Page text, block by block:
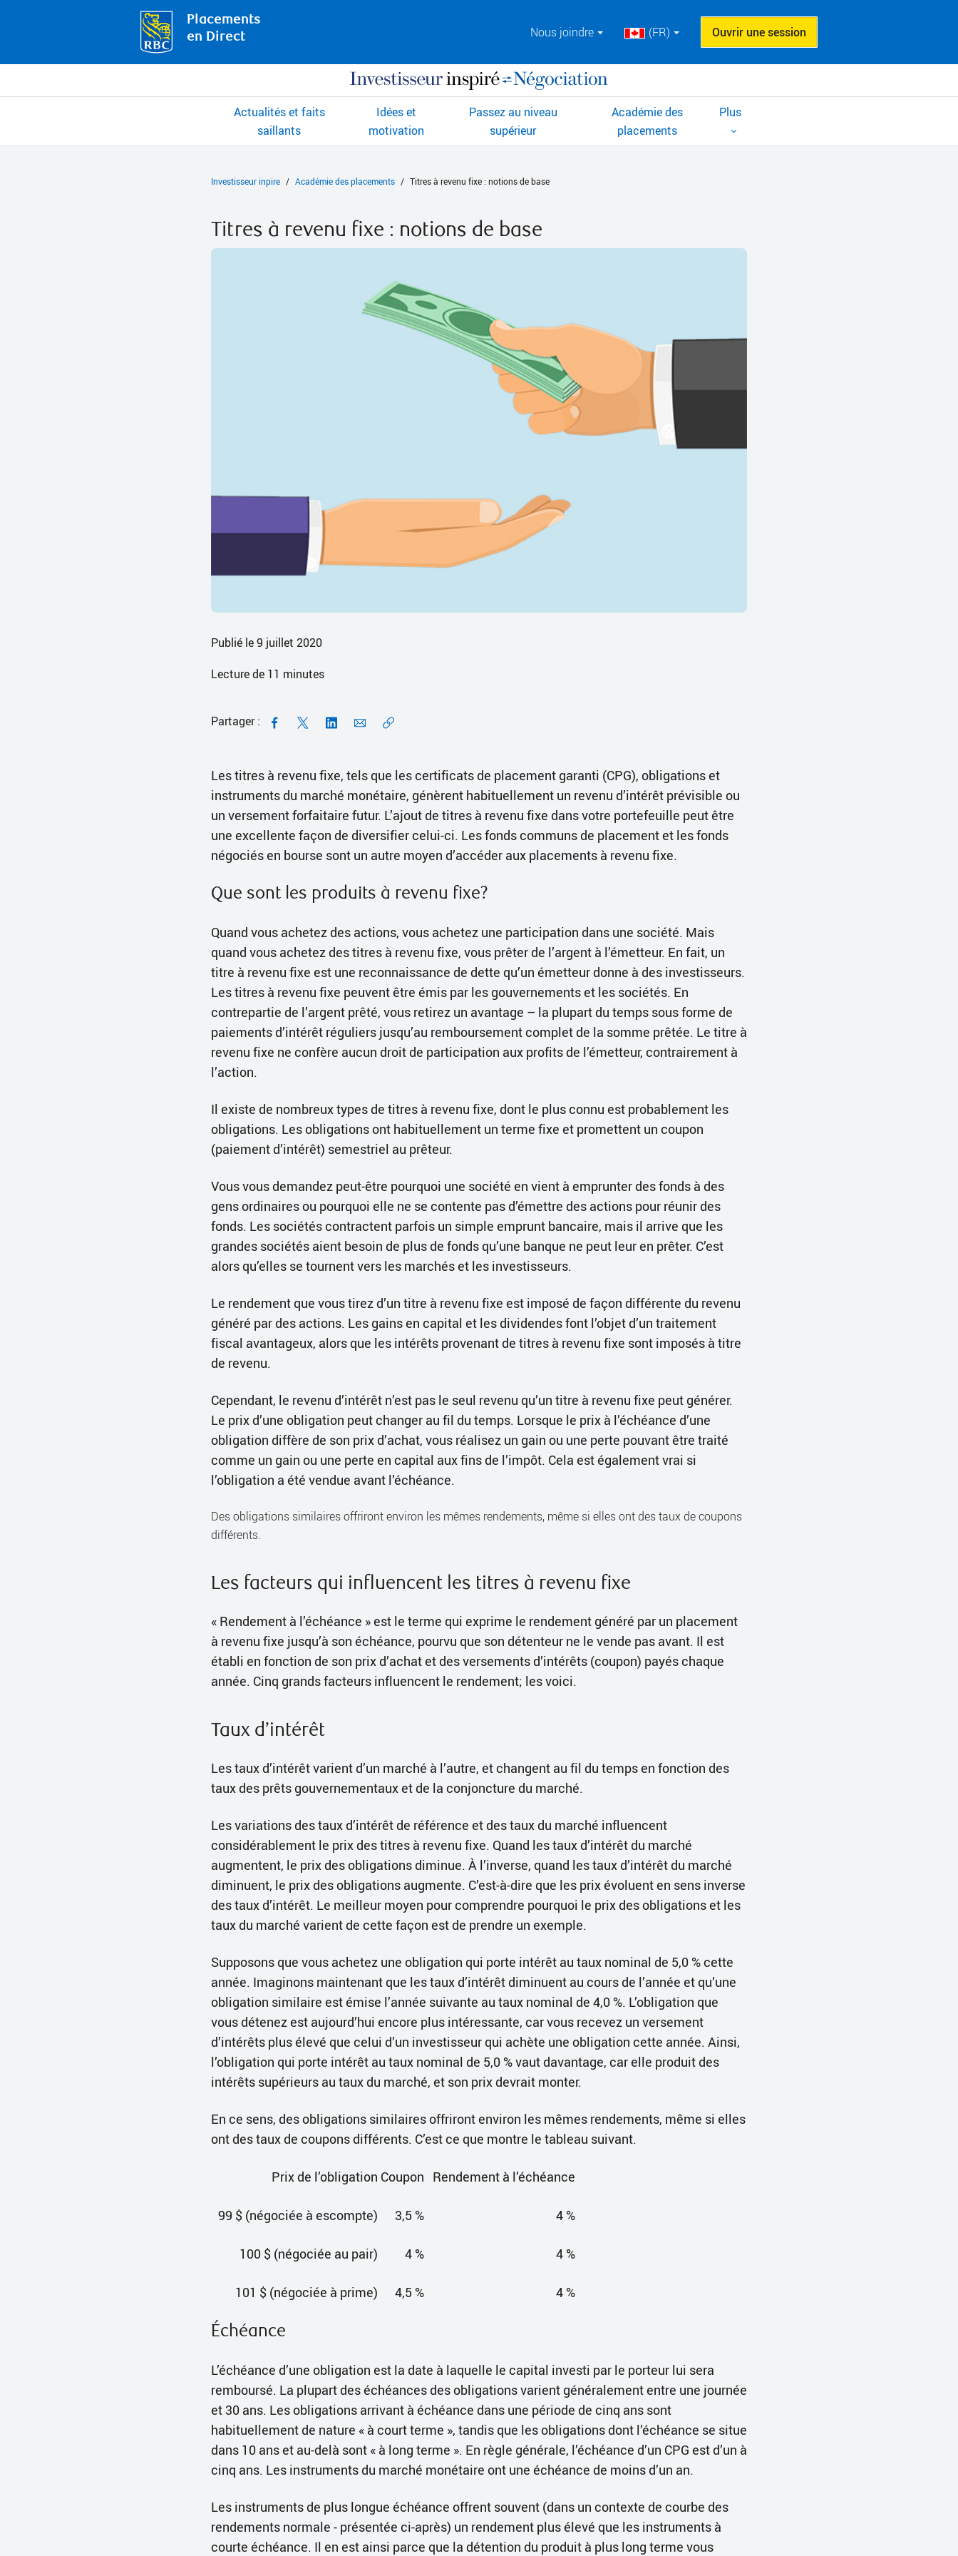
Placements
en Direct
Nous joindre (FR) Ouvrir une session
Actualités et faits
saillants
Idées et
motivation
Passez au niveau
supérieur
Académie des
placements
Plus
Investisseur inpire Académie des placements Titres à revenu fixe : notions de base
Titres à revenu fixe : notions de base
Publié le 9 juillet 2020
Lecture de 11 minutes
Partager :
Les titres à revenu fixe, tels que les certificats de placement garanti (CPG), obligations et
instruments du marché monétaire, génèrent habituellement un revenu d’intérêt prévisible ou
un versement forfaitaire futur. L’ajout de titres à revenu fixe dans votre portefeuille peut être
une excellente façon de diversifier celui-ci. Les fonds communs de placement et les fonds
négociés en bourse sont un autre moyen d’accéder aux placements à revenu fixe.
Que sont les produits à revenu fixe?
Quand vous achetez des actions, vous achetez une participation dans une société. Mais
quand vous achetez des titres à revenu fixe, vous prêter de l’argent à l’émetteur. En fait, un
titre à revenu fixe est une reconnaissance de dette qu’un émetteur donne à des investisseurs.
Les titres à revenu fixe peuvent être émis par les gouvernements et les sociétés. En
contrepartie de l’argent prêté, vous retirez un avantage – la plupart du temps sous forme de
paiements d’intérêt réguliers jusqu’au remboursement complet de la somme prêtée. Le titre à
revenu fixe ne confère aucun droit de participation aux profits de l’émetteur, contrairement à
l’action.
Il existe de nombreux types de titres à revenu fixe, dont le plus connu est probablement les
obligations. Les obligations ont habituellement un terme fixe et promettent un coupon
(paiement d’intérêt) semestriel au prêteur.
Vous vous demandez peut-être pourquoi une société en vient à emprunter des fonds à des
gens ordinaires ou pourquoi elle ne se contente pas d’émettre des actions pour réunir des
fonds. Les sociétés contractent parfois un simple emprunt bancaire, mais il arrive que les
grandes sociétés aient besoin de plus de fonds qu’une banque ne peut leur en prêter. C’est
alors qu’elles se tournent vers les marchés et les investisseurs.
Le rendement que vous tirez d’un titre à revenu fixe est imposé de façon différente du revenu
généré par des actions. Les gains en capital et les dividendes font l’objet d’un traitement
fiscal avantageux, alors que les intérêts provenant de titres à revenu fixe sont imposés à titre
de revenu.
Cependant, le revenu d’intérêt n’est pas le seul revenu qu’un titre à revenu fixe peut générer.
Le prix d’une obligation peut changer au fil du temps. Lorsque le prix à l’échéance d’une
obligation diffère de son prix d’achat, vous réalisez un gain ou une perte pouvant être traité
comme un gain ou une perte en capital aux fins de l’impôt. Cela est également vrai si
l’obligation a été vendue avant l’échéance.
Des obligations similaires offriront environ les mêmes rendements, même si elles ont des taux de coupons
différents.
Les facteurs qui influencent les titres à revenu fixe
« Rendement à l’échéance » est le terme qui exprime le rendement généré par un placement
à revenu fixe jusqu’à son échéance, pourvu que son détenteur ne le vende pas avant. Il est
établi en fonction de son prix d’achat et des versements d’intérêts (coupon) payés chaque
année. Cinq grands facteurs influencent le rendement; les voici.
Taux d’intérêt
Les taux d’intérêt varient d’un marché à l’autre, et changent au fil du temps en fonction des
taux des prêts gouvernementaux et de la conjoncture du marché.
Les variations des taux d’intérêt de référence et des taux du marché influencent
considérablement le prix des titres à revenu fixe. Quand les taux d’intérêt du marché
augmentent, le prix des obligations diminue. À l’inverse, quand les taux d’intérêt du marché
diminuent, le prix des obligations augmente. C’est-à-dire que les prix évoluent en sens inverse
des taux d’intérêt. Le meilleur moyen pour comprendre pourquoi le prix des obligations et les
taux du marché varient de cette façon est de prendre un exemple.
Supposons que vous achetez une obligation qui porte intérêt au taux nominal de 5,0 % cette
année. Imaginons maintenant que les taux d’intérêt diminuent au cours de l’année et qu’une
obligation similaire est émise l’année suivante au taux nominal de 4,0 %. L’obligation que
vous détenez est aujourd’hui encore plus intéressante, car vous recevez un versement
d’intérêts plus élevé que celui d’un investisseur qui achète une obligation cette année. Ainsi,
l’obligation qui porte intérêt au taux nominal de 5,0 % vaut davantage, car elle produit des
intérêts supérieurs au taux du marché, et son prix devrait monter.
En ce sens, des obligations similaires offriront environ les mêmes rendements, même si elles
ont des taux de coupons différents. C’est ce que montre le tableau suivant.
Prix de l’obligation Coupon Rendement à l’échéance
99 $ (négociée à escompte) 3,5 % 4 %
100 $ (négociée au pair) 4 % 4 %
101 $ (négociée à prime) 4,5 % 4 %
Échéance
L’échéance d’une obligation est la date à laquelle le capital investi par le porteur lui sera
remboursé. La plupart des échéances des obligations varient généralement entre une journée
et 30 ans. Les obligations arrivant à échéance dans une période de cinq ans sont
habituellement de nature « à court terme », tandis que les obligations dont l’échéance se situe
dans 10 ans et au-delà sont « à long terme ». En règle générale, l’échéance d’un CPG est d’un à
cinq ans. Les instruments du marché monétaire ont une échéance de moins d’un an.
Les instruments de plus longue échéance offrent souvent (dans un contexte de courbe des
rendements normale - présentée ci-après) un rendement plus élevé que les instruments à
courte échéance. Il en est ainsi parce que la détention du produit à plus long terme vous